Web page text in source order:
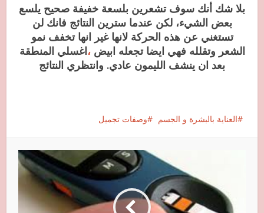
بلا شك أنك سوف تشعرين بلسعة خفيفة صحيح يلسع
بعض الشيء، لكن عندما سترين النتائج فانك لن
تستغني عن هذه الحركة لانها غير انها تخفف نمو
الشعر وتقلله فهي ايضا تجعله ابيض،اغسلي المنطقة
بعد ان ينشف الليمون عادي. وانتظري النتائج
العناية بالبشرة و الجسم وصفات تجميل